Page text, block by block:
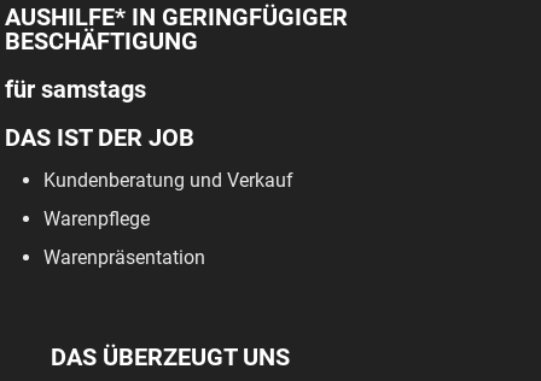
AUSHILFE* IN GERINGFÜGIGER
BESCHÄFTIGUNG
für samstags
DAS IST DER JOB
Kundenberatung und Verkauf
Warenpflege
Warenpräsentation
DAS ÜBERZEUGT UNS